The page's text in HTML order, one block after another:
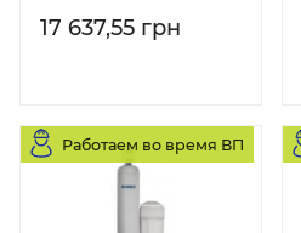
17 637,55 грн
Работаем во время ВП